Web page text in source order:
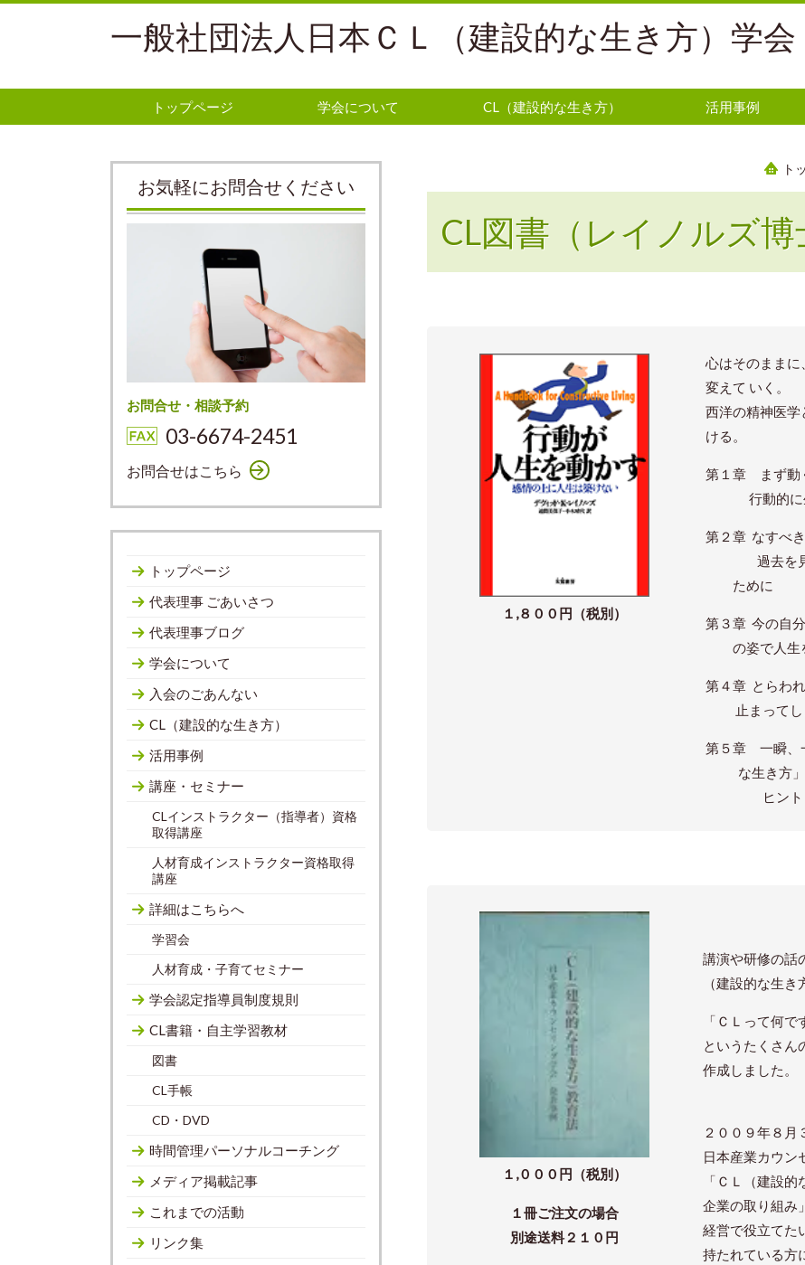
一般社団法人日本ＣＬ（建設的な生き方）学会
トップページ 学会について CL（建設的な生き方） 活用事例
ト
CL図書（レイノルズ博
１,８００円（税別）
心はそのままに
変えて いく。
西洋の精神医
ける。
第１章 まず動
行動的に生
第２章 なすべ
過去を見つ
ために
第３章 今の自
の姿で人生
第４章 とらわ
止まってし
第５章 一瞬、
な生き方」
ヒント
１,０００円（税別）
１冊ご注文の場合
別途送料２１０円
講演や研修の話
（建設的な生き
「ＣＬって何
というたくさん
作成しました。
２００９年８
日本産業カウン
「ＣＬ（建設
企業の取り組み
経営で役立てた
持たれている方
お気軽にお問合せください
お問合せ・相談予約
03-6674-2451
お問合せはこちら
トップページ
代表理事 ごあいさつ
代表理事ブログ
学会について
入会のごあんない
CL（建設的な生き方）
活用事例
講座・セミナー
CLインストラクター（指導者）資格
取得講座
人材育成インストラクター資格取得
講座
詳細はこちらへ
学習会
人材育成・子育てセミナー
学会認定指導員制度規則
CL書籍・自主学習教材
図書
CL手帳
CD・DVD
時間管理パーソナルコーチング
メディア掲載記事
これまでの活動
リンク集